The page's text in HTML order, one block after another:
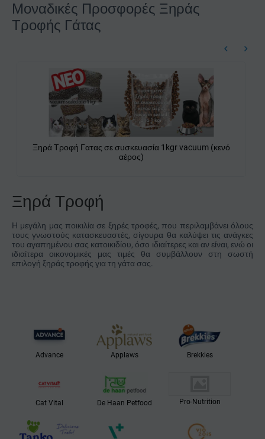
Κοτόπουλο & Σολομός
Κοτόπουλο για Στειρωμένες Γάτες
Μπακαλιάρος & Πέστροφα
Πάπια
Πάπια & Γαλοπούλα
Πάπια & Ρύζι
Πάπια & Συκώτι
Πέστροφα & Κουνέλι
Σολομός & Κοτόπουλο
Σολομός & Τόνος
Ψάρι
Ψάρια Του Ωκεανού
Ψάρια Ωκεανού & Σολομός
Μοναδικές Προσφορές Ξηράς
Τροφής Γάτας
Ξηρά Τροφή Γατας σε συσκευασία 1kgr vacuum (κενό
αέρος)
Ξηρά Τροφή
Η μεγάλη μας ποικιλία σε ξηρές τροφές, που περιλαμβάνει όλους
τους γνωστούς κατασκευαστές, σίγουρα θα καλύψει τις ανάγκες
του αγαπημένου σας κατοικιδίου, όσο ιδιαίτερες και αν είναι, ενώ οι
ιδιαίτερα οικονομικές μας τιμές θα συμβάλλουν στη σωστή
επιλογή ξηράς τροφής για τη γάτα σας.
Advance Applaws Brekkies
Cat Vital De Haan Petfood Pro-Nutrition